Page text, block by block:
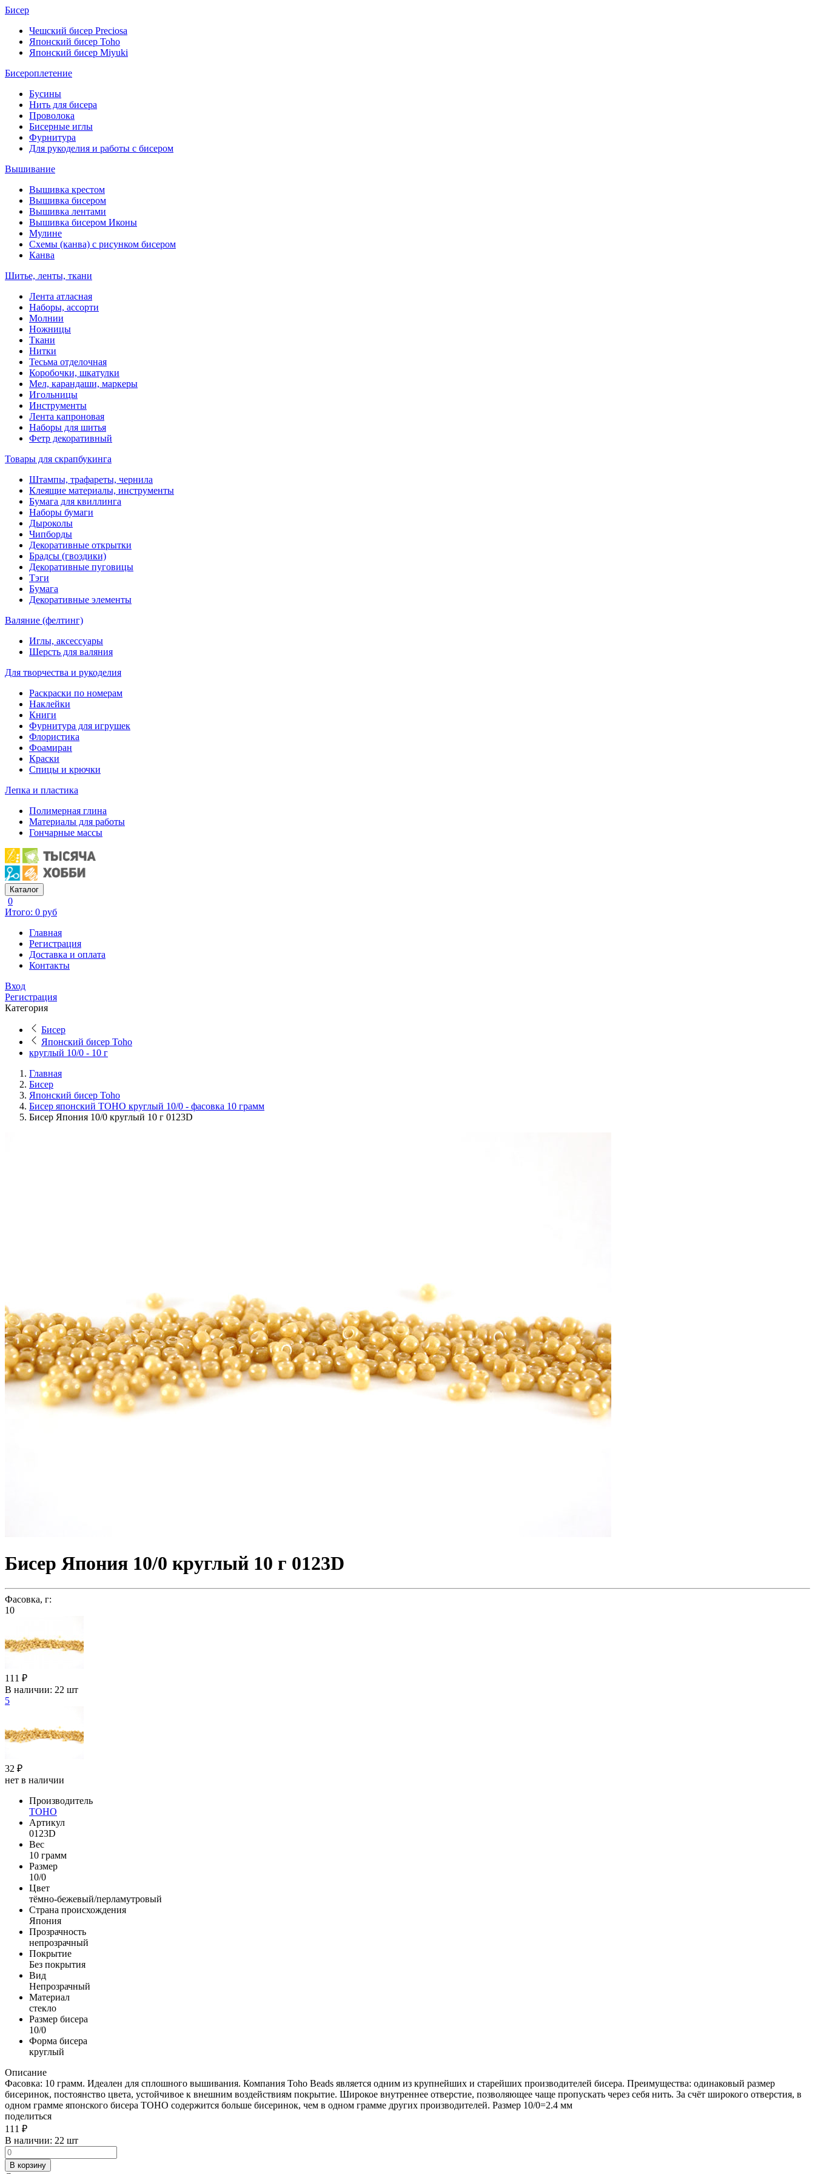
Бисер
Чешский бисер Preciosa
Японский бисер Toho
Японский бисер Miyuki
Бисероплетение
Бусины
Нить для бисера
Проволока
Бисерные иглы
Фурнитура
Для рукоделия и работы с бисером
Вышивание
Вышивка крестом
Вышивка бисером
Вышивка лентами
Вышивка бисером Иконы
Мулине
Схемы (канва) с рисунком бисером
Канва
Шитье, ленты, ткани
Лента атласная
Наборы, ассорти
Молнии
Ножницы
Ткани
Нитки
Тесьма отделочная
Коробочки, шкатулки
Мел, карандаши, маркеры
Игольницы
Инструменты
Лента капроновая
Наборы для шитья
Фетр декоративный
Товары для скрапбукинга
Штампы, трафареты, чернила
Клеящие материалы, инструменты
Бумага для квиллинга
Наборы бумаги
Дыроколы
Чипборды
Декоративные открытки
Брадсы (гвоздики)
Декоративные пуговицы
Тэги
Бумага
Декоративные элементы
Валяние (фелтинг)
Иглы, аксессуары
Шерсть для валяния
Для творчества и рукоделия
Раскраски по номерам
Наклейки
Книги
Фурнитура для игрушек
Флористика
Фоамиран
Краски
Спицы и крючки
Лепка и пластика
Полимерная глина
Материалы для работы
Гончарные массы
Каталог
0
Итого: 0 руб
Главная
Регистрация
Доставка и оплата
Контакты
Вход
Регистрация
Категория
Бисер
Японский бисер Toho
круглый 10/0 - 10 г
Главная
Бисер
Японский бисер Toho
Бисер японский TOHO круглый 10/0 - фасовка 10 грамм
Бисер Япония 10/0 круглый 10 г 0123D
Бисер Япония 10/0 круглый 10 г 0123D
Фасовка, г:
10
111 ₽
В наличии: 22 шт
5
32 ₽
нет в наличии
Производитель
TOHO
Артикул
0123D
Вес
10 грамм
Размер
10/0
Цвет
тёмно-бежевый/перламутровый
Страна происхождения
Япония
Прозрачность
непрозрачный
Покрытие
Без покрытия
Вид
Непрозрачный
Материал
стекло
Размер бисера
10/0
Форма бисера
круглый
Описание
Фасовка: 10 грамм. Идеален для сплошного вышивания. Компания Toho Beads является одним из крупнейших и старейших производителей бисера. Преимущества: одинаковый размер
бисеринок, постоянство цвета, устойчивое к внешним воздействиям покрытие. Широкое внутреннее отверстие, позволяющее чаще пропускать через себя нить. За счёт широкого отверстия, в
одном грамме японского бисера TOHO содержится больше бисеринок, чем в одном грамме других производителей. Размер 10/0=2.4 мм
поделиться
111 ₽
В наличии: 22 шт
В корзину